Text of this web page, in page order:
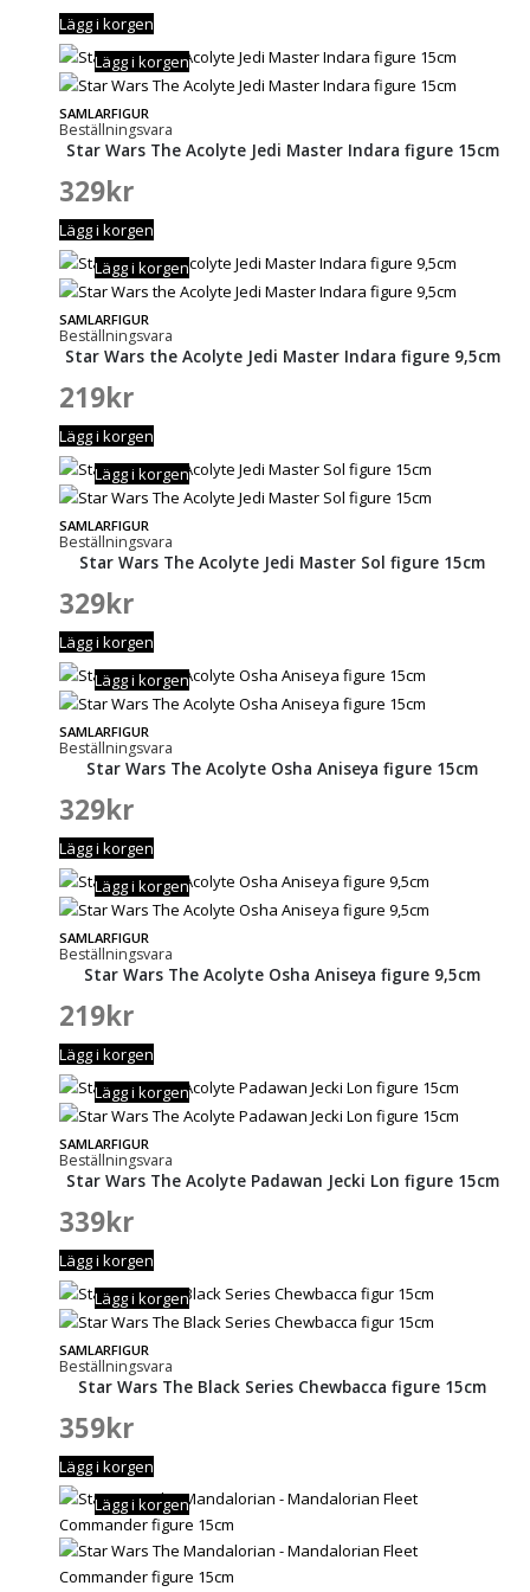
Lägg i korgen
SAMLARFIGUR
Beställningsvara
Lägg i korgen
Star Wars The Acolyte Jedi Master Indara figure 15cm
329kr
Lägg i korgen
SAMLARFIGUR
Beställningsvara
Lägg i korgen
Star Wars the Acolyte Jedi Master Indara figure 9,5cm
219kr
Lägg i korgen
SAMLARFIGUR
Beställningsvara
Lägg i korgen
Star Wars The Acolyte Jedi Master Sol figure 15cm
329kr
Lägg i korgen
SAMLARFIGUR
Beställningsvara
Lägg i korgen
Star Wars The Acolyte Osha Aniseya figure 15cm
329kr
Lägg i korgen
SAMLARFIGUR
Beställningsvara
Lägg i korgen
Star Wars The Acolyte Osha Aniseya figure 9,5cm
219kr
Lägg i korgen
SAMLARFIGUR
Beställningsvara
Lägg i korgen
Star Wars The Acolyte Padawan Jecki Lon figure 15cm
339kr
Lägg i korgen
SAMLARFIGUR
Beställningsvara
Lägg i korgen
Star Wars The Black Series Chewbacca figure 15cm
359kr
Lägg i korgen
Lägg i korgen